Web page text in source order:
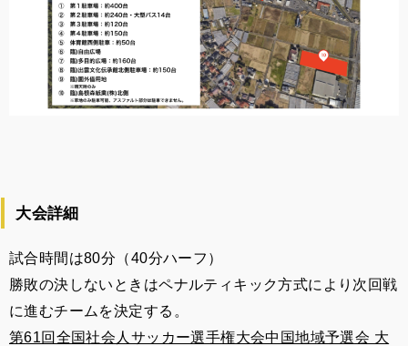
大会詳細
試合時間は80分（40分ハーフ）
勝敗の決しないときはペナルティキック方式により次回戦
に進むチームを決定する。
第61回全国社会人サッカー選手権大会中国地域予選会 大